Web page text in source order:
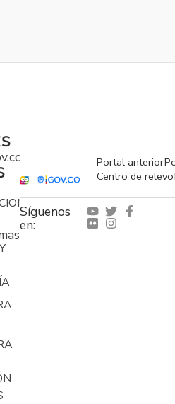
Portal anterior
Centro de relevo
Síguenos
en: